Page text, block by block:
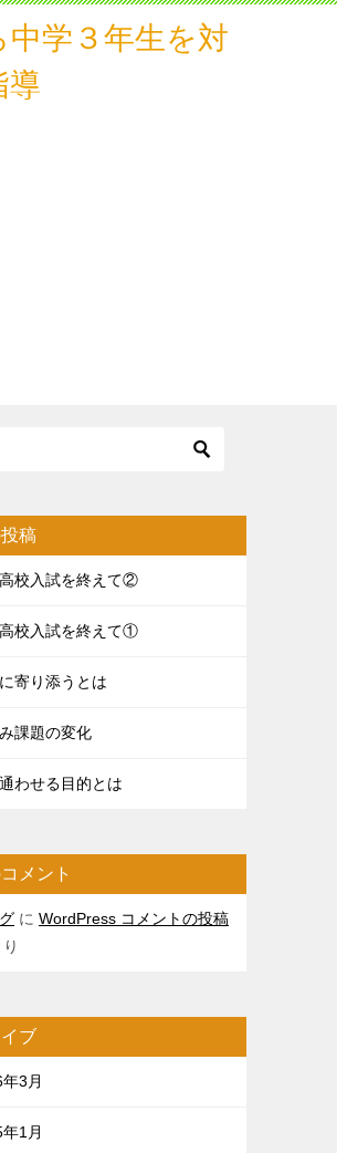
学３年生を対
導
稿
校入試を終えて②
校入試を終えて①
寄り添うとは
課題の変化
わせる目的とは
メント
に WordPress コメントの投稿
り
ブ
3月
1月